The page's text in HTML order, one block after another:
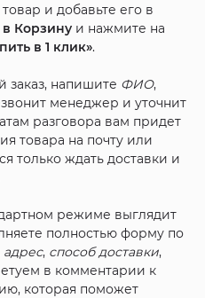
и добавьте его в
в Корзинуи нажмите на
в 1 клик».
заказ, напишите ФИО,
менеджер и уточнит
разговора вам придет
товара на почту или
только ждать доставки и
режиме выглядит
полностью форму по
адрес, способ доставки,
в комментарии к
которая поможет